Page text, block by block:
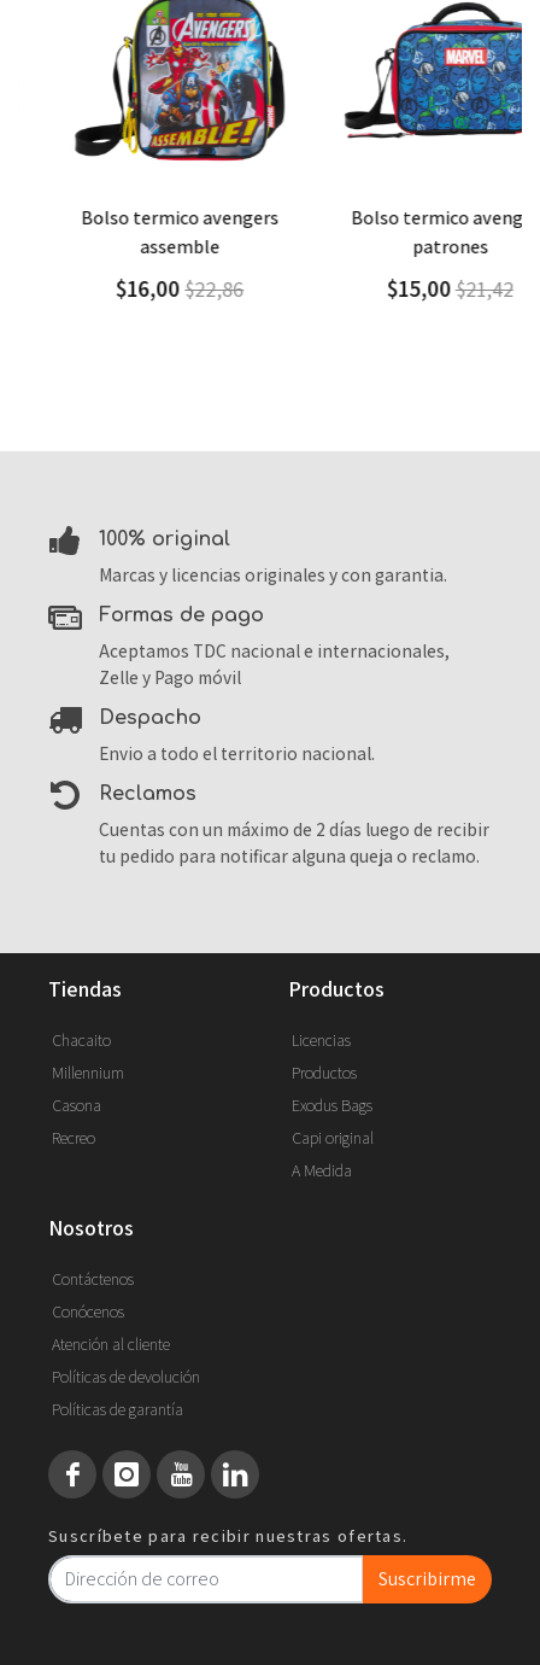
Agregar Detalle
assemble
$16,00$22,86
Agregar Detalle
patrones
$15,00$21,42
100% original
Marcas y licencias originales y con garantia.
formas de pago
Aceptamos TDC nacional e internacionales,
Zelle y Pago móvil
despacho
Envio a todo el territorio nacional.
reclamos
Cuentas con un máximo de 2 días luego de recibir
tu pedido para notificar alguna queja o reclamo.
tiendas
Chacaito
Millennium
Casona
Recreo
productos
Licencias
Productos
Exodus Bags
Capi original
A Medida
nosotros
Contáctenos
Conócenos
Atención al cliente
Políticas de devolución
Políticas de garantía
Suscríbete para recibir nuestras ofertas.
Suscribirme